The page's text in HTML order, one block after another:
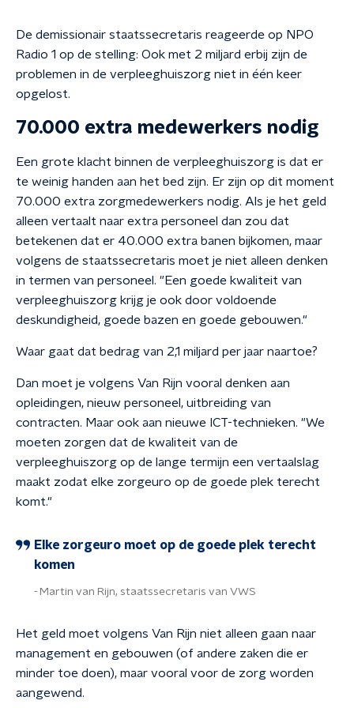
De demissionair staatssecretaris reageerde op NPO
Radio 1 op de stelling: Ook met 2 miljard erbij zijn de
problemen in de verpleeghuiszorg niet in één keer
opgelost.
70.000 extra medewerkers nodig
Een grote klacht binnen de verpleeghuiszorg is dat er
te weinig handen aan het bed zijn. Er zijn op dit moment
70.000 extra zorgmedewerkers nodig. Als je het geld
alleen vertaalt naar extra personeel dan zou dat
betekenen dat er 40.000 extra banen bijkomen, maar
volgens de staatssecretaris moet je niet alleen denken
in termen van personeel. "Een goede kwaliteit van
verpleeghuiszorg krijg je ook door voldoende
deskundigheid, goede bazen en goede gebouwen."
Waar gaat dat bedrag van 2,1 miljard per jaar naartoe?
Dan moet je volgens Van Rijn vooral denken aan
opleidingen, nieuw personeel, uitbreiding van
contracten. Maar ook aan nieuwe ICT-technieken. "We
moeten zorgen dat de kwaliteit van de
verpleeghuiszorg op de lange termijn een vertaalslag
maakt zodat elke zorgeuro op de goede plek terecht
komt."
Elke zorgeuro moet op de goede plek terecht
komen
Martin van Rijn, staatssecretaris van VWS
Het geld moet volgens Van Rijn niet alleen gaan naar
management en gebouwen (of andere zaken die er
minder toe doen), maar vooral voor de zorg worden
aangewend.